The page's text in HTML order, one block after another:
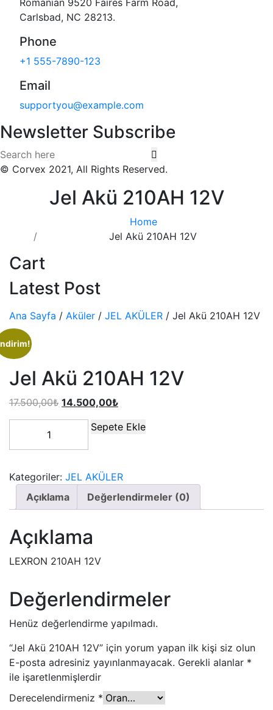
Carlsbad, NC 28213.
Phone
+1 555-7890-123
Email
supportyou@example.com
Newsletter Subscribe
© Corvex 2021, All Rights Reserved.
Jel Akü 210AH 12V
Home
Jel Akü 210AH 12V
Cart
Latest Post
Ana Sayfa / Aküler / JEL AKÜLER / Jel Akü 210AH 12V
Jel Akü 210AH 12V
17.500,00₺ 14.500,00₺
Sepete Ekle
Kategoriler: JEL AKÜLER
Açıklama
Değerlendirmeler (0)
Açıklama
LEXRON 210AH 12V
Değerlendirmeler
Henüz değerlendirme yapılmadı.
“Jel Akü 210AH 12V” için yorum yapan ilk kişi siz olun
E-posta adresiniz yayınlanmayacak. Gerekli alanlar *
ile işaretlenmişlerdir
Derecelendirmeniz *